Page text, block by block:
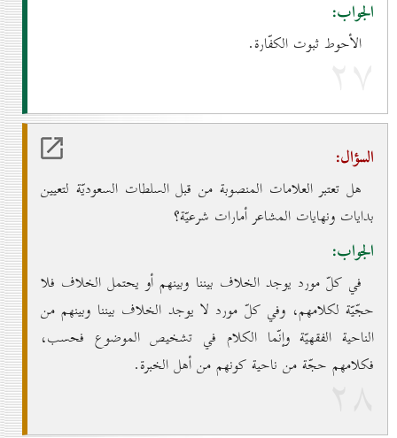
الجواب:
الأحوط ثبوت الكفّارة.
۲۷
السؤال:
هل تعتبر العلامات المنصوبة من قبل السلطات السعوديّة لتعيين
بدايات ونهايات المشاعر أمارات شرعيّة؟
الجواب:
في كلّ مورد يوجد الخلاف بيننا وبينهم أو يحتمل الخلاف فلا
حجّيّة لكلامهم، وفي كلّ مورد لا يوجد الخلاف بيننا وبينهم من
الناحية الفقهيّة وإنّما الكلام في تشخيص الموضوع فحسب،
فكلامهم حجّة من ناحية كونهم من أهل الخبرة.
۲۸